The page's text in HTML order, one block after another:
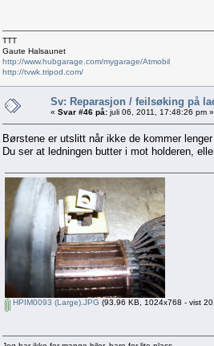
TTT
Gaute Halsaunet
http://www.hubgarage.com/mygarage/Atmobil
http://tvwk.tripod.com/
Sv: Reparasjon / feilsøking på
« Svar #46 på: juli 06, 2011, 17:48:26 pm »
Børstene er utslitt når ikke de kommer
Du ser at ledningen butter i mot holderen,
HPIM0093 (Large).JPG (93.96 KB, 1024x768 - vist